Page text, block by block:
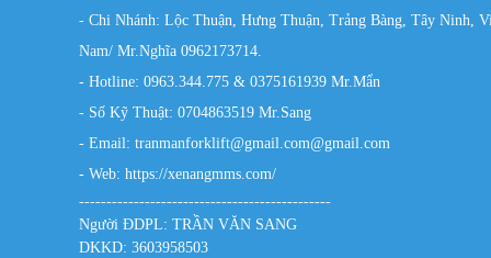
- Chi Nhánh: Lộc Thuận, Hưng Thuận, Trảng Bàng, Tây Ninh,
Nam/ Mr.Nghĩa 0962173714.
- Hotline: 0963.344.775 & 0375161939 Mr.Mẩn
- Số Kỹ Thuật: 0704863519 Mr.Sang
- Email: tranmanforklift@gmail.com@gmail.com
- Web: https://xenangmms.com/
----------------------------------------------
Người ĐDPL: TRẦN VĂN SANG
DKKD: 3603958503